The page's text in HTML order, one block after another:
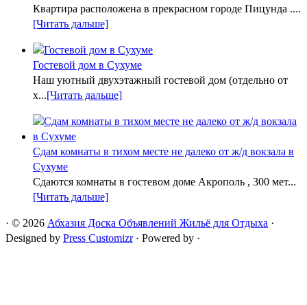
Квартира расположена в прекрасном городе Пицунда ....
[Читать дальше]
Гостевой дом в Сухуме
Наш уютный двухэтажный гостевой дом (отдельно от
х...[Читать дальше]
Сдам комнаты в тихом месте не далеко от ж/д вокзала в
Сухуме
Сдаются комнаты в гостевом доме Акрополь , 300 мет...
[Читать дальше]
· © 2026 Абхазия Доска Объявлений Жильё для Отдыха ·
Designed by Press Customizr· Powered by ·